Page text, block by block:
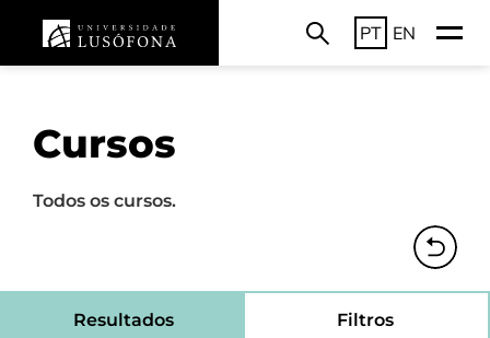
PT EN
Cursos
Todos os cursos.
Resultados Filtros